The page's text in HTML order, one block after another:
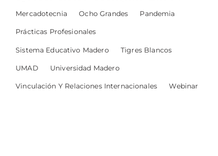
Mercadotecnia Ocho Grandes Pandemia
Prácticas Profesionales
Sistema Educativo Madero Tigres Blancos
UMAD Universidad Madero
Vinculación Y Relaciones Internacionales Webinar